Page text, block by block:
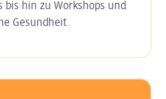
bis hin zu Work­shops und
Gesund­heit.